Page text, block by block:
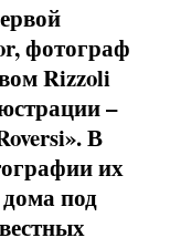
фотограф
Rizzoli
–
В
их
под